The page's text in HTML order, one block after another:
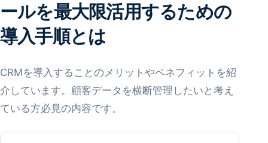
ールを最大限活用するための
導入手順とは
CRMを導入することのメリットやベネフィットを紹
介しています。顧客データを横断管理したいと考え
ている方必見の内容です。